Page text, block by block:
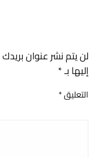
لن يتم نشر عنوان بريدك
إليها بـ*
التعليق*